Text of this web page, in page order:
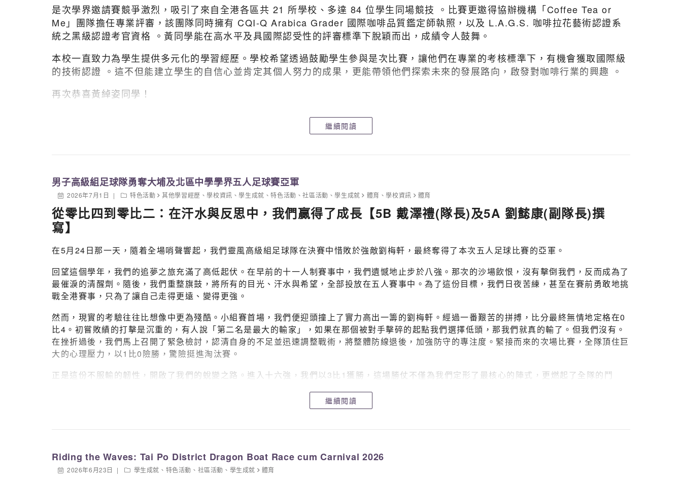
是次學界邀請賽競爭激烈，吸引了來自全港各區共 21 所學校、多達 84 位學生同場競技 。比賽更邀得協辦機構「Coffee Tea or
Me」團隊擔任專業評審，該團隊同時擁有 CQI-Q Arabica Grader 國際咖啡品質鑑定師執照，以及 L.A.G.S. 咖啡拉花藝術認證系
統之黑級認證考官資格 。黃同學能在高水平及具國際認受性的評審標準下脫穎而出，成績令人鼓舞。
本校一直致力為學生提供多元化的學習經歷。學校希望透過鼓勵學生參與是次比賽，讓他們在專業的考核標準下，有機會獲取國際級
的技術認證 。這不但能建立學生的自信心並肯定其個人努力的成果，更能帶領他們探索未來的發展路向，啟發對咖啡行業的興趣 。
再次恭喜黃綽姿同學！
繼續閱讀
男子高級組足球隊勇奪大埔及北區中學學界五人足球賽亞軍
2026年7月1日 特色活動 其他學習經歷 、學校資訊 、學生成就 、特色活動 、社區活動 、學生成就 體育 、學校資訊 體育
從零比四到零比二：在汗水與反思中，我們贏得了成長【5B 戴澤禮(隊長)及5A 劉懿康(副隊長)撰
寫】
在5月24日那一天，隨着全場哨聲響起，我們靈風高級組足球隊在決賽中惜敗於強敵劉梅軒，最終奪得了本次五人足球比賽的亞軍。
回望這個學年，我們的追夢之旅充滿了高低起伏。在早前的十一人制賽事中，我們遺憾地止步於八強。那次的沙場飲恨，沒有擊倒我們，反而成為了
最催淚的清醒劑。隨後，我們重整旗鼓，將所有的目光、汗水與希望，全部投放在五人賽事中。為了這份目標，我們日夜苦練，甚至在賽前勇敢地挑
戰全港賽事，只為了讓自己走得更遠、變得更強。
然而，現實的考驗往往比想像中更為殘酷。小組賽首場，我們便迎頭撞上了實力高出一籌的劉梅軒。經過一番艱苦的拼搏，比分最終無情地定格在0
比4。初嘗敗績的打擊是沉重的，有人說「第二名是最大的輸家」，如果在那個被對手擊碎的起點我們選擇低頭，那我們就真的輸了。但我們沒有。
在挫折過後，我們馬上召開了緊急檢討，認清自身的不足並迅速調整戰術，將整體防線退後，加強防守的專注度。緊接而來的次場比賽，全隊頂住巨
大的心理壓力，以1比0險勝，驚險挺進淘汰賽。
正是這份不服輸的韌性，開啟了我們的蛻變之路。進入十六強，我們以3比1獲勝，這場勝仗不僅為我們定形了最核心的陣式，更燃起了全隊的鬥
實力上確實存在差距，我們最終以0比2再度落敗，但這一次，沒有人流下屈辱的眼淚。
從0比4到0比2，這兩球進步的背後，凝聚了我們整整一個學年的汗水、淚水與集體智慧。在這次賽事中，我們看到的不再是與冠軍之間的比分差
距，而是我們肉眼可見的巨大進步與自我成長。
繼續閱讀
Riding the Waves: Tai Po District Dragon Boat Race cum Carnival 2026
2026年6月23日 學生成就 、 特色活動 、 社區活動 、 學生成就 體育